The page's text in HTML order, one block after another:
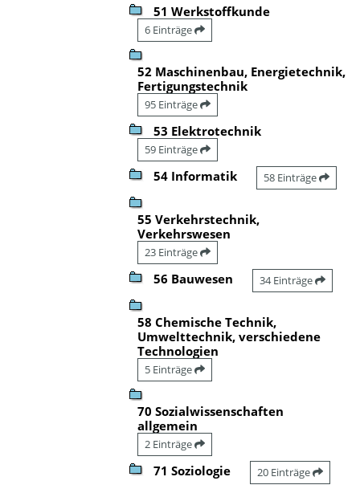
51 Werkstoffkunde
6 Einträge
52 Maschinenbau, Energietechnik,
Fertigungstechnik
95 Einträge
53 Elektrotechnik
59 Einträge
54 Informatik 58 Einträge
55 Verkehrstechnik,
Verkehrswesen
23 Einträge
56 Bauwesen 34 Einträge
58 Chemische Technik,
Umwelttechnik, verschiedene
Technologien
5 Einträge
70 Sozialwissenschaften
allgemein
2 Einträge
71 Soziologie 20 Einträge